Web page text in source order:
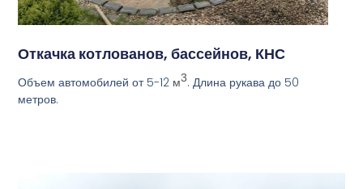
Откачка котлованов, бассейнов, КНС
Объем автомобилей от 5-12 м3. Длина рукава до 50
метров.